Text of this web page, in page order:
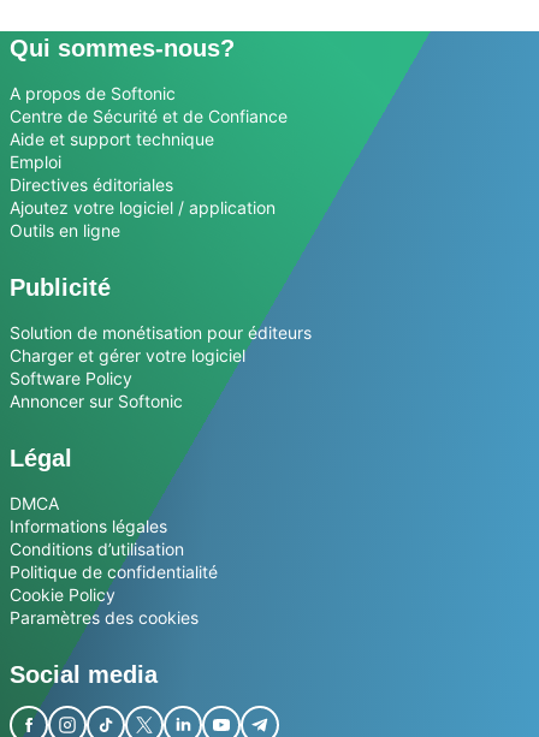
Qui sommes-nous?
A propos de Softonic
Centre de Sécurité et de Confiance
Aide et support technique
Emploi
Directives éditoriales
Ajoutez votre logiciel / application
Outils en ligne
Publicité
Solution de monétisation pour éditeurs
Charger et gérer votre logiciel
Software Policy
Annoncer sur Softonic
Légal
DMCA
Informations légales
Conditions d’utilisation
Politique de confidentialité
Cookie Policy
Paramètres des cookies
Social media